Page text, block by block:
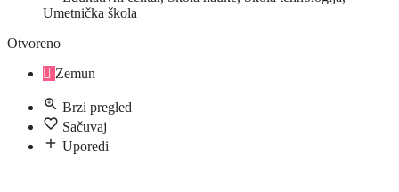
Umetnička škola
Otvoreno
Zemun
Brzi pregled
Sačuvaj
Uporedi